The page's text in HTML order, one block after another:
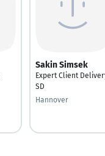
Sakin Simsek
Expert Client
SD
Hannover